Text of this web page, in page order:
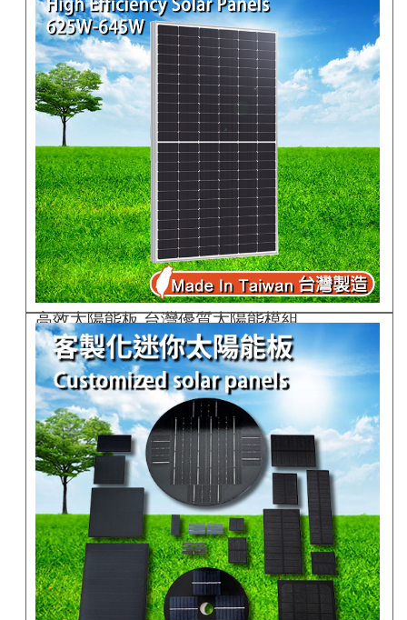
高效太陽能板 台灣優質太陽能模組..
GC625G-645G